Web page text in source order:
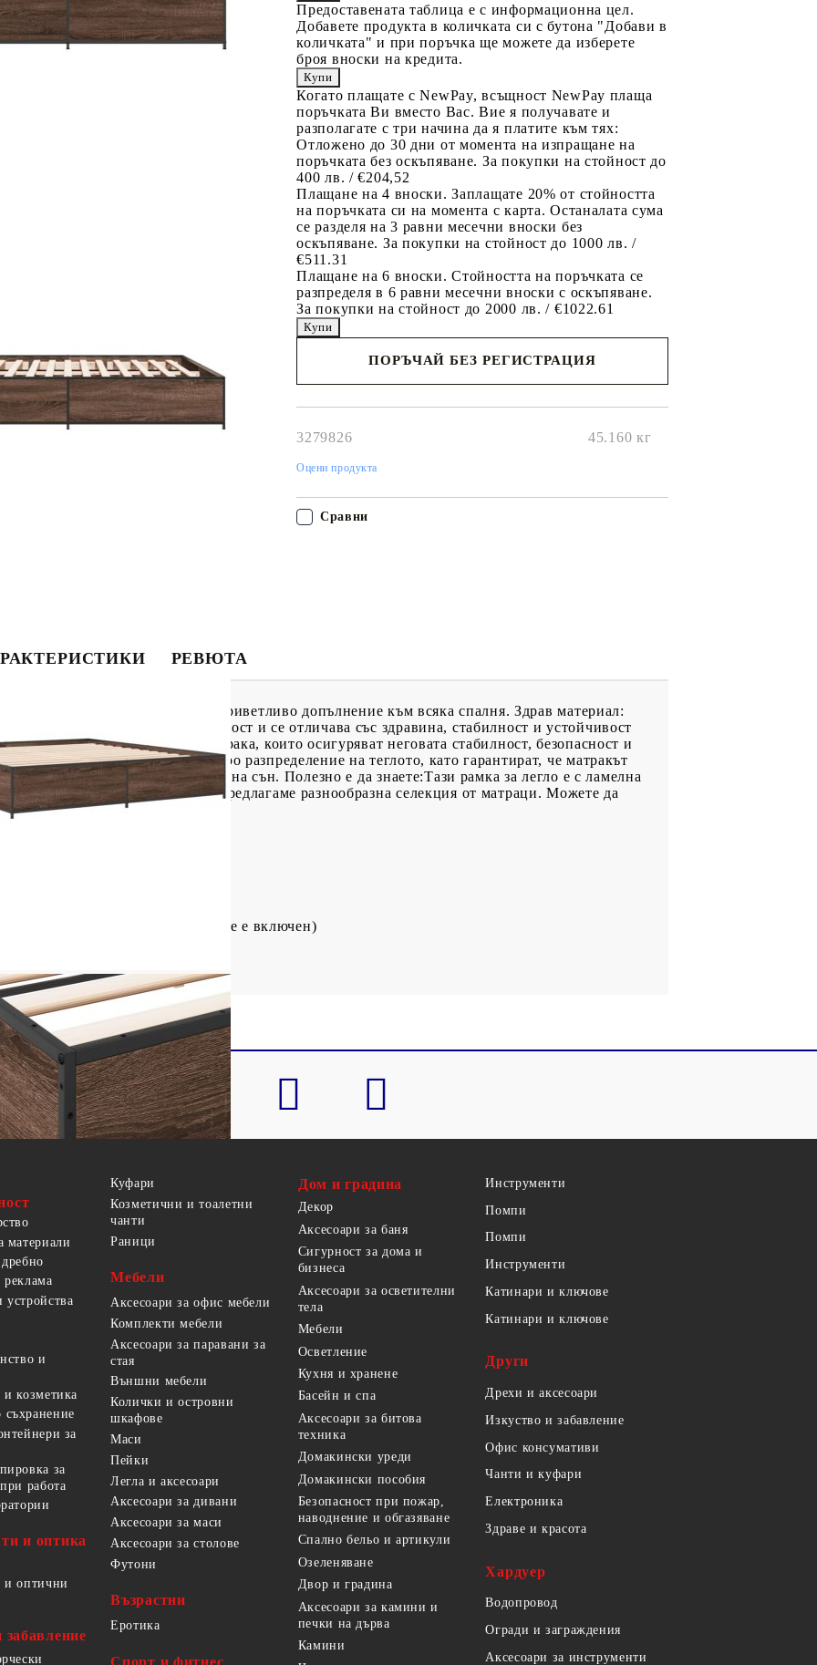
Предоставената таблица е с информационна цел.
Добавете продукта в количката си с бутона "Добави в
количката" и при поръчка ще можете да изберете
броя вноски на кредита.
Когато плащате с NewPay, всъщност NewPay плаща
поръчката Ви вместо Вас. Вие я получавате и
разполагате с три начина да я платите към тях:
Отложено до 30 дни от момента на изпращане на
поръчката без оскъпяване. За покупки на стойност до
400 лв. / €204,52
Плащане на 4 вноски. Заплащате 20% от стойността
на поръчката си на момента с карта. Останалата сума
се разделя на 3 равни месечни вноски без
оскъпяване. За покупки на стойност до 1000 лв. /
€511.31
Плащане на 6 вноски. Стойността на поръчката се
разпределя в 6 равни месечни вноски с оскъпяване.
За покупки на стойност до 2000 лв. / €1022.61
ПОРЪЧАЙ БЕЗ РЕГИСТРАЦИЯ
3279826 45.160 кг
Оцени продукта
Сравни
РЕВЮТА
с тази рамка за легло! Тя е приветливо допълнение към всяка спалня. Здрав материал:
качество, гладка повърхност и се отличава със здравина, стабилност и устойчивост
поддържа от здрави метални крака, които осигуряват неговата стабилност, безопасност и
от шперплат осигуряват добро разпределение на теглото, като гарантират, че матракът
на тялото ви по време на сън. Полезно е да знаете:Тази рамка за легло е с ламелна
не е включен в това легло. Предлагаме разнообразна селекция от матраци. Можете да
матрак.
200 x 200 см (Ш x Д) (матракът не е включен)
материали
и
козметика
за
за
работа
и оптика
и оптични
забавление
Куфари
Козметични и тоалетни
чанти
Раници
Мебели
Аксесоари за офис мебели
Комплекти мебели
Аксесоари за паравани за
стая
Външни мебели
Колички и островни
шкафове
Маси
Пейки
Легла и аксесоари
Аксесоари за дивани
Аксесоари за маси
Аксесоари за столове
Футони
Възрастни
Еротика
Спорт и фитнес
Дом и градина
Декор
Аксесоари за баня
Сигурност за дома и
бизнеса
Аксесоари за осветителни
тела
Мебели
Осветление
Кухня и хранене
Басейн и спа
Аксесоари за битова
техника
Домакински уреди
Домакински пособия
Безопасност при пожар,
наводнение и обгазяване
Спално бельо и артикули
Озеленяване
Двор и градина
Аксесоари за камини и
печки на дърва
Камини
Инструменти
Помпи
Помпи
Инструменти
Катинари и ключове
Катинари и ключове
Други
Дрехи и аксесоари
Изкуство и забавление
Офис консумативи
Чанти и куфари
Електроника
Здраве и красота
Хардуер
Водопровод
Огради и заграждения
Аксесоари за инструменти